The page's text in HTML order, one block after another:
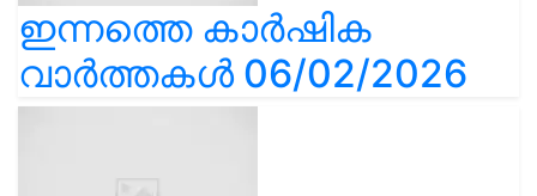
ഇന്നത്തെ കാർഷിക
വാർത്തകൾ 06/02/2026